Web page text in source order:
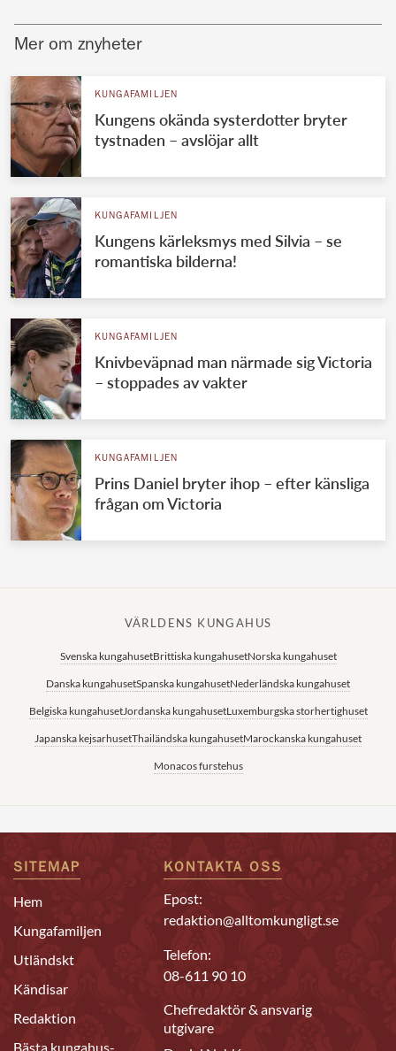
Mer om znyheter
KUNGAFAMILJEN
Kungens okända systerdotter bryter
tystnaden – avslöjar allt
KUNGAFAMILJEN
Kungens kärleksmys med Silvia – se
romantiska bilderna!
KUNGAFAMILJEN
Knivbeväpnad man närmade sig Victoria
– stoppades av vakter
KUNGAFAMILJEN
Prins Daniel bryter ihop – efter känsliga
frågan om Victoria
VÄRLDENS KUNGAHUS
Svenska kungahusetBrittiska kungahusetNorska kungahuset
Danska kungahusetSpanska kungahusetNederländska kungahuset
Belgiska kungahusetJordanska kungahusetLuxemburgska storhertighuset
Japanska kejsarhusetThailändska kungahusetMarockanska kungahuset
Monacos furstehus
SITEMAP
Hem
Kungafamiljen
Utländskt
Kändisar
Redaktion
Bästa kungahus-
KONTAKTA OSS
Epost:
redaktion@alltomkungligt.se
Telefon:
08-611 90 10
Chefredaktör & ansvarig
utgivare